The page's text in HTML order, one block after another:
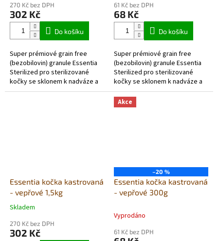
270 Kč bez DPH
302 Kč
Do košíku
Super prémiové grain free
(bezobilovin) granule Essentia
Sterilized pro sterilizované
kočky se sklonem k nadváze a
ty, kteří tráví většinu dne
61 Kč bez DPH
68 Kč
Do košíku
Super prémiové grain free
(bezobilovin) granule Essentia
Sterilized pro sterilizované
kočky se sklonem k nadváze a
ty, kteří tráví většinu dne doma.
Zaručují bohatou rostlinnou...
Essentia kočka kastrovaná
- vepřové 1,5kg
Průměrné
produktu
je
Skladem
270 Kč bez DPH
302 Kč
Akce
–20 %
Essentia kočka kastrovaná
- vepřové 300g
Vyprodáno
61 Kč bez DPH